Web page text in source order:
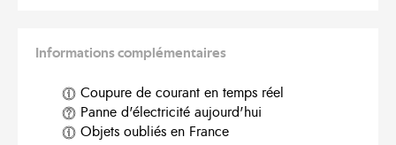
Informations complémentaires
Coupure de courant en temps réel
Panne d'électricité aujourd'hui
Objets oubliés en France